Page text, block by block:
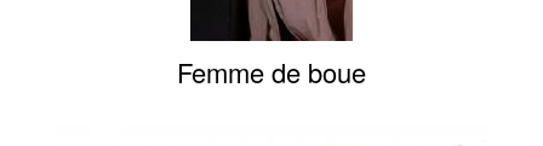
Femme de boue